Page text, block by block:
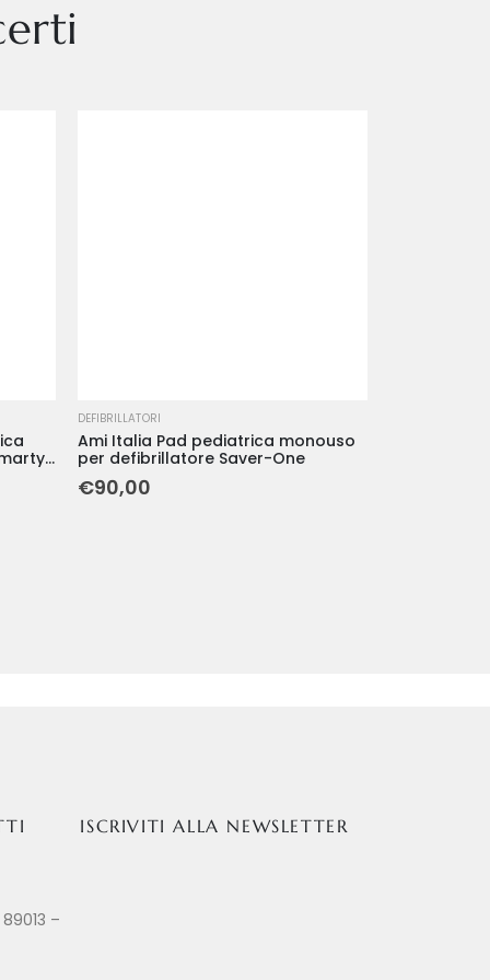
DEFIBRILLATORI
Ami Italia Pad pediatrica monouso
per defibrillatore Saver-One
€90,00
–
ISCRIVITI ALLA NEWSLETTER